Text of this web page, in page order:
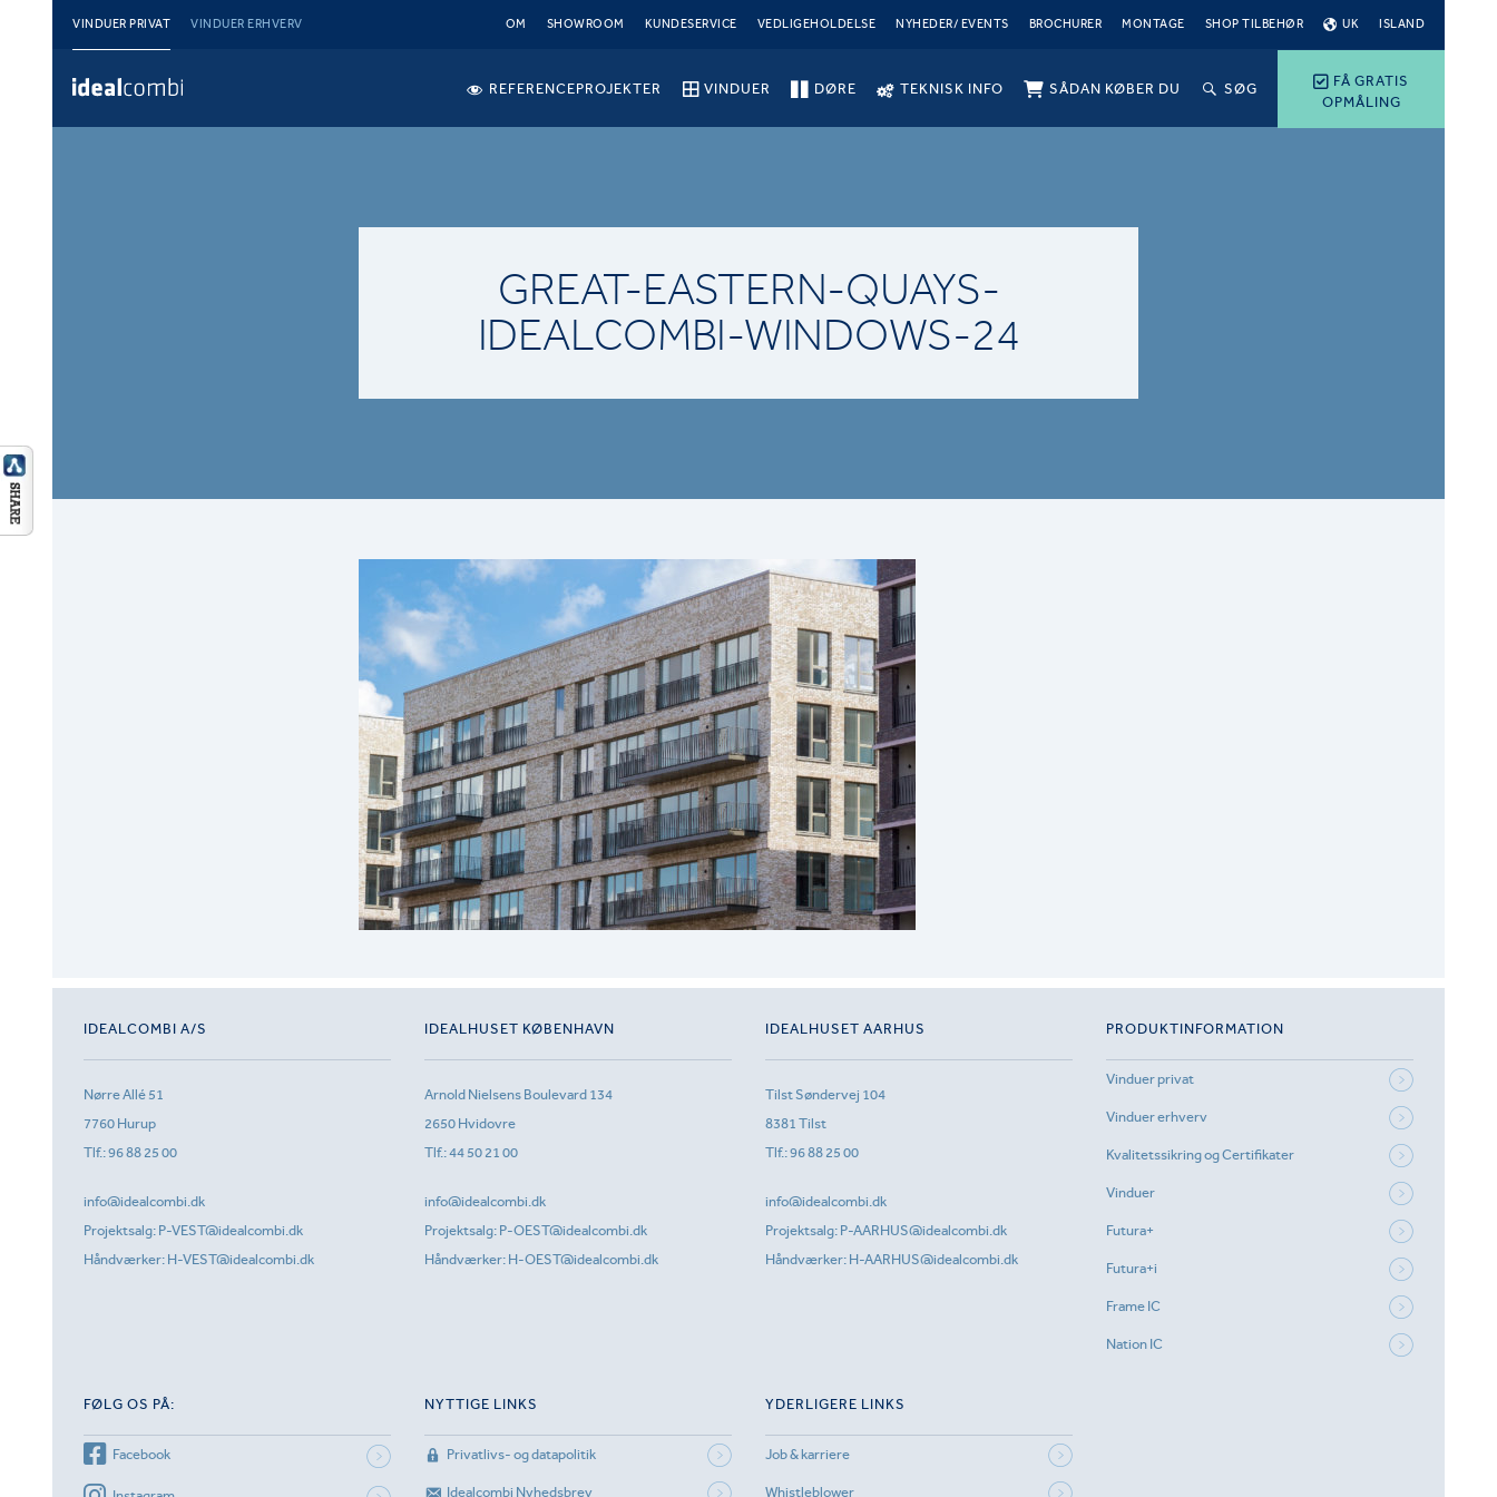
VINDUER PRIVAT VINDUER ERHVERV OM SHOWROOM KUNDESERVICE VEDLIGEHOLDELSE NYHEDER/ EVENTS BROCHURER MONTAGE SHOP TILBEHØR UK ISLAND
FÅ GRATIS
OPMÅLING
REFERENCEPROJEKTER VINDUER DØRE TEKNISK INFO SÅDAN KØBER DU SØG
GREAT-EASTERN-QUAYS-
IDEALCOMBI-WINDOWS-24
IDEALCOMBI A/S
Nørre Allé 51
7760 Hurup
Tlf.:96 88 25 00
info@idealcombi.dk
Projektsalg: P-VEST@idealcombi.dk
Håndværker: H-VEST@idealcombi.dk
IDEALHUSET KØBENHAVN
Arnold Nielsens Boulevard 134
2650 Hvidovre
Tlf.:44 50 21 00
info@idealcombi.dk
Projektsalg: P-OEST@idealcombi.dk
Håndværker: H-OEST@idealcombi.dk
IDEALHUSET AARHUS
Tilst Søndervej 104
8381 Tilst
Tlf.:96 88 25 00
info@idealcombi.dk
Projektsalg: P-AARHUS@idealcombi.dk
Håndværker: H-AARHUS@idealcombi.dk
PRODUKTINFORMATION
Vinduer privat
Vinduer erhverv
Kvalitetssikring og Certifikater
Vinduer
Futura+
Futura+i
Frame IC
Nation IC
FØLG OS PÅ:
Facebook
NYTTIGE LINKS
Privatlivs- og datapolitik
Idealcombi Nyhedsbrev
YDERLIGERE LINKS
Job & karriere
Whistleblower